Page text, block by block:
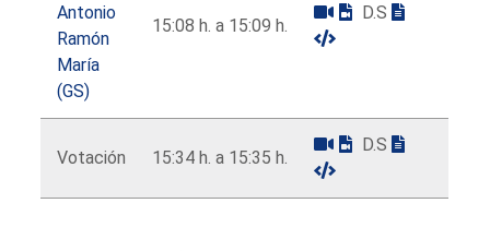
Antonio
Ramón
María
(GS)
15:08 h. a 15:09 h.
D.S
Votación 15:34 h. a 15:35 h.
D.S